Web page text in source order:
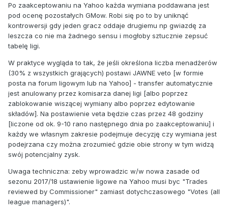
Po zaakceptowaniu na Yahoo każda wymiana poddawana jest
pod ocenę pozostałych GMow. Robi się po to by uniknąć
kontrowersji gdy jeden gracz oddaje drugiemu np gwiazdę za
leszcza co nie ma żadnego sensu i mogłoby sztucznie zepsuć
tabelę ligi.
W praktyce wygląda to tak, że jeśli określona liczba menadżerów
(30% z wszystkich grających) postawi JAWNE veto [w formie
posta na forum ligowym lub na Yahoo] - transfer automatycznie
jest anulowany przez komisarza danej ligi [albo poprzez
zablokowanie wiszącej wymiany albo poprzez edytowanie
składów]. Na postawienie veta będzie czas przez 48 godziny
[liczone od ok. 9-10 rano następnego dnia po zaakceptowaniu] i
każdy we własnym zakresie podejmuje decyzję czy wymiana jest
podejrzana czy można zrozumieć gdzie obie strony w tym widzą
swój potencjalny zysk.
Uwaga techniczna: zeby wprowadzic w/w nowa zasade od
sezonu 2017/18 ustawienie ligowe na Yahoo musi byc "Trades
reviewed by Commissioner" zamiast dotychczasowego "Votes (all
league managers)".